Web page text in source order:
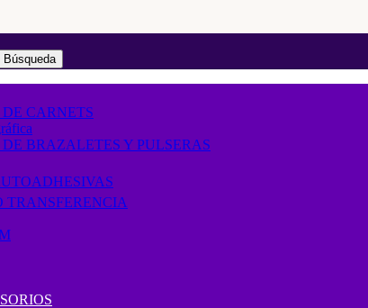
Búsqueda
CARNETS
DE BRAZALETES Y PULSERAS
TRANSFERENCIA